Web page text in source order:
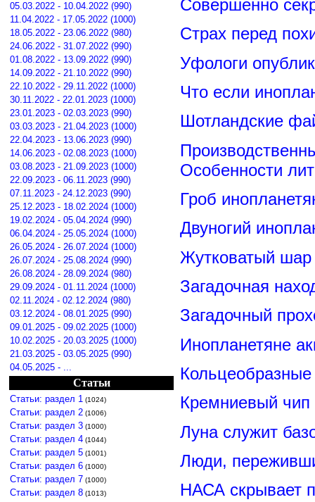
05.03.2022 - 10.04.2022 (990)
11.04.2022 - 17.05.2022 (1000)
18.05.2022 - 23.06.2022 (980)
24.06.2022 - 31.07.2022 (990)
01.08.2022 - 13.09.2022 (990)
14.09.2022 - 21.10.2022 (990)
22.10.2022 - 29.11.2022 (1000)
30.11.2022 - 22.01.2023 (1000)
23.01.2023 - 02.03.2023 (990)
03.03.2023 - 21.04.2023 (1000)
22.04.2023 - 13.06.2023 (990)
14.06.2023 - 02.08.2023 (1000)
03.08.2023 - 21.09.2023 (1000)
22.09.2023 - 06.11.2023 (990)
07.11.2023 - 24.12.2023 (990)
25.12.2023 - 18.02.2024 (1000)
19.02.2024 - 05.04.2024 (990)
06.04.2024 - 25.05.2024 (1000)
26.05.2024 - 26.07.2024 (1000)
26.07.2024 - 25.08.2024 (990)
26.08.2024 - 28.09.2024 (980)
29.09.2024 - 01.11.2024 (1000)
02.11.2024 - 02.12.2024 (980)
03.12.2024 - 08.01.2025 (990)
09.01.2025 - 09.02.2025 (1000)
10.02.2025 - 20.03.2025 (1000)
21.03.2025 - 03.05.2025 (990)
04.05.2025 - ...
Статьи
Статьи: раздел 1 (1024)
Статьи: раздел 2 (1006)
Статьи: раздел 3 (1000)
Статьи: раздел 4 (1044)
Статьи: раздел 5 (1001)
Статьи: раздел 6 (1000)
Статьи: раздел 7 (1000)
Статьи: раздел 8 (1013)
Совершенно
Страх перед
Уфологи
Что если
Шотландские
Особенности
Гроб
Двуногий
Жутковатый шар
Загадочная
Загадочный
Инопланетяне
Кремниевый
Луна служит
Люди,
НАСА скрывает